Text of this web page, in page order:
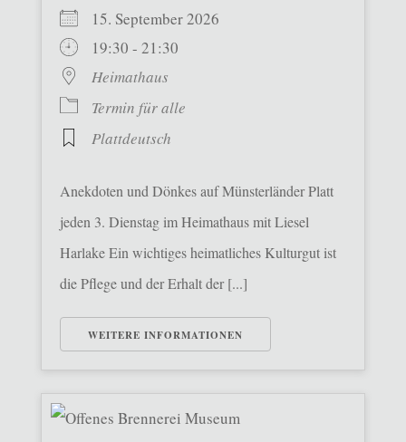
15. September 2026
19:30 - 21:30
Heimathaus
Termin für alle
Plattdeutsch
Anekdoten und Dönkes auf Münsterländer Platt
jeden 3. Dienstag im Heimathaus mit Liesel
Harlake Ein wichtiges heimatliches Kulturgut ist
die Pflege und der Erhalt der [...]
WEITERE INFORMATIONEN